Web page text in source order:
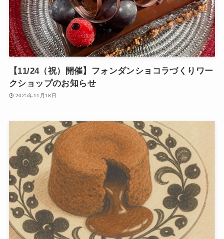
【11/24（祝）開催】フォンダンショコラづくりワー
クショップのお知らせ
2025年11月18日